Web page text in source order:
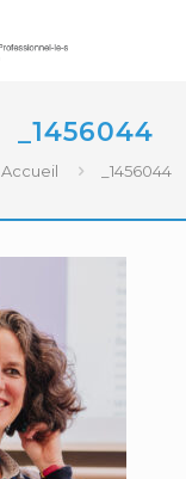
_1456044
Accueil _1456044